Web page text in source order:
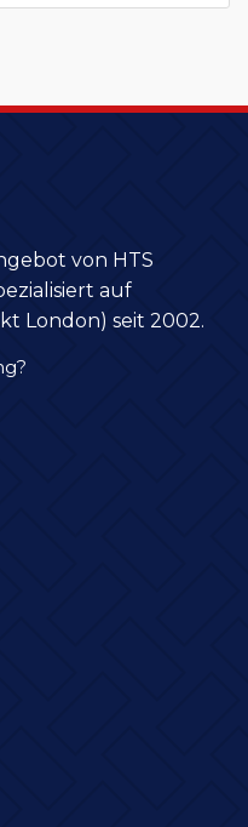
von HTS
auf
London) seit 2002.